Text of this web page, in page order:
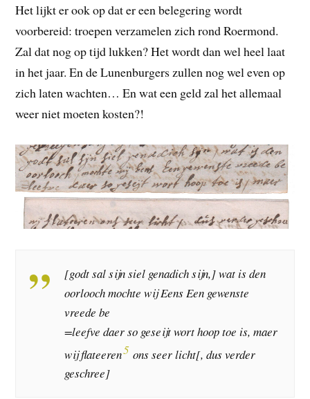
Het lijkt er ook op dat er een belegering wordt
voorbereid: troepen verzamelen zich rond Roermond.
Zal dat nog op tijd lukken? Het wordt dan wel heel laat
in het jaar. En de Lunenburgers zullen nog wel even op
zich laten wachten… En wat een geld zal het allemaal
weer niet moeten kosten?!
[godt sal sijn siel genadich sijn,] wat is den
oorlooch mochte wij Eens Een gewenste
vreede be
=leefve daer so geseijt wort hoop toe is, maer
wij flateeren5 ons seer licht[, dus verder
geschree]